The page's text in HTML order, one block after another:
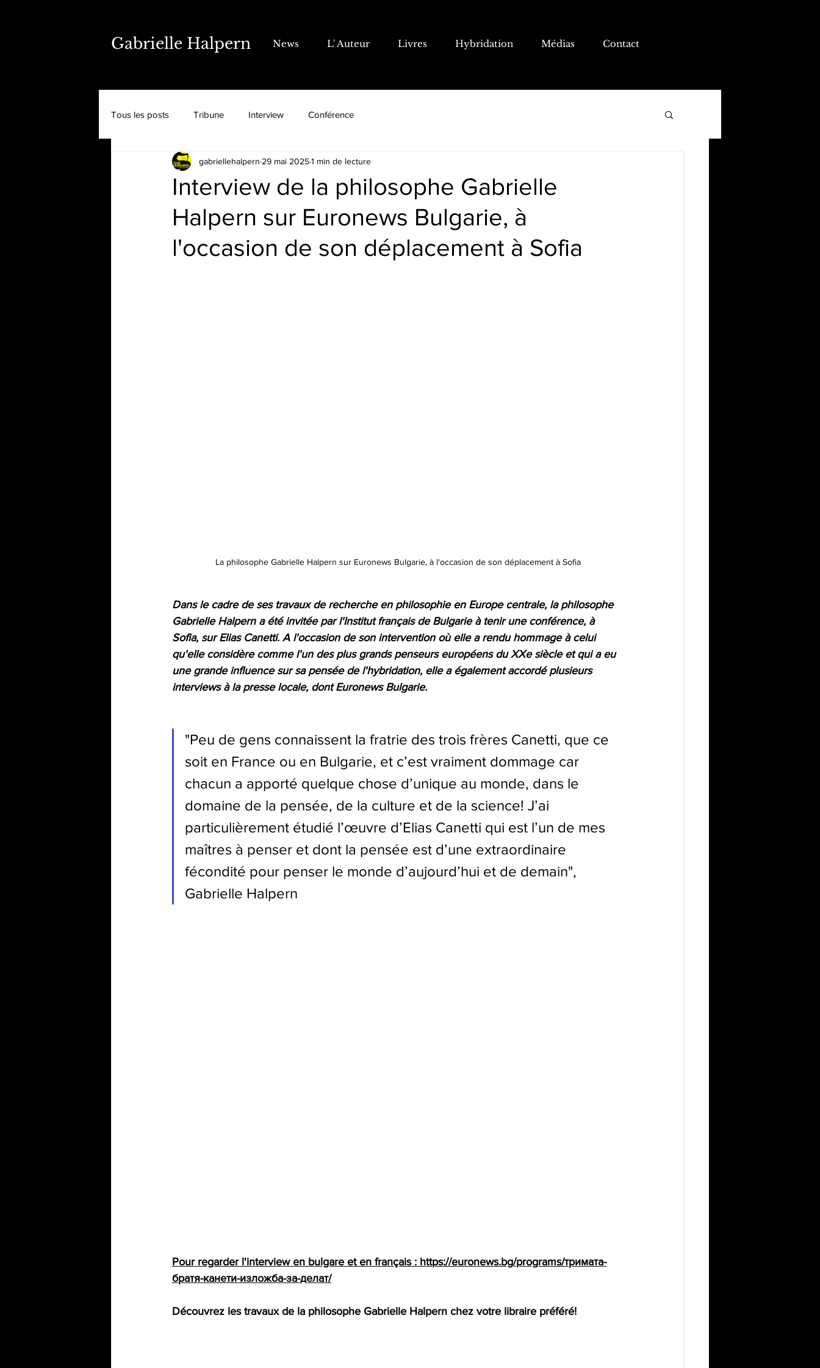
Gabrielle Halpern News L' Auteur Livres Hybridation Médias Contact
Tous les posts Tribune Interview Conférence
Interview de la philosophe Gabrielle
Halpern sur Euronews Bulgarie, à
l'occasion de son déplacement à Sofia
gabriellehalpern 29 mai 20251 min de lecture
La philosophe Gabrielle Halpern sur Euronews Bulgarie, à l'occasion de son déplacement à Sofia
Dans le cadre de ses travaux de recherche en philosophie en Europe centrale, la philosophe
Gabrielle Halpern a été invitée par l'Institut français de Bulgarie à tenir une conférence, à
Sofia, sur Elias Canetti. A l'occasion de son intervention où elle a rendu hommage à celui
qu'elle considère comme l'un des plus grands penseurs européens du XXe siècle et qui a eu
une grande influence sur sa pensée de l'hybridation, elle a également accordé plusieurs
interviews à la presse locale, dont Euronews Bulgarie.
"Peu de gens connaissent la fratrie des trois frères Canetti, que ce
soit en France ou en Bulgarie, et c’est vraiment dommage car
chacun a apporté quelque chose d’unique au monde, dans le
domaine de la pensée, de la culture et de la science! J’ai
particulièrement étudié l’œuvre d’Elias Canetti qui est l’un de mes
maîtres à penser et dont la pensée est d’une extraordinaire
fécondité pour penser le monde d’aujourd’hui et de demain",
Gabrielle Halpern
Pour regarder l'interview en bulgare et en français : https://euronews.bg/programs/тримата-
братя-канети-изложба-за-делат/
Découvrez les travaux de la philosophe Gabrielle Halpern chez votre libraire préféré!